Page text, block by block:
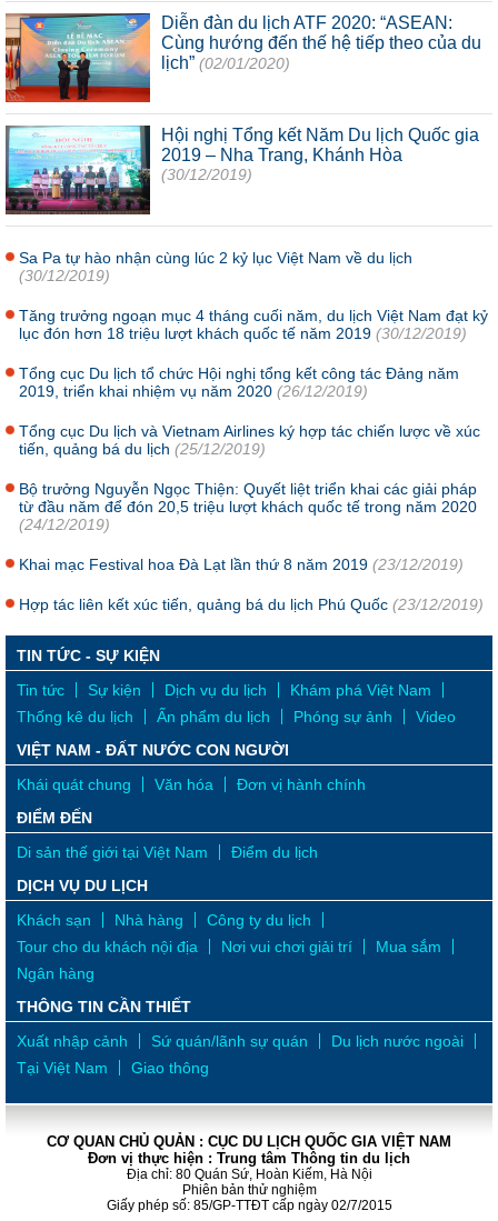
Diễn đàn du lịch ATF 2020: “ASEAN:
Cùng hướng đến thế hệ tiếp theo của du
lịch” (02/01/2020)
Hội nghị Tổng kết Năm Du lịch Quốc gia
2019 – Nha Trang, Khánh Hòa
(30/12/2019)
Sa Pa tự hào nhận cùng lúc 2 kỷ lục Việt Nam về du lịch
(30/12/2019)
Tăng trưởng ngoạn mục 4 tháng cuối năm, du lịch Việt Nam đạt kỷ
lục đón hơn 18 triệu lượt khách quốc tế năm 2019 (30/12/2019)
Tổng cục Du lịch tổ chức Hội nghị tổng kết công tác Đảng năm
2019, triển khai nhiệm vụ năm 2020 (26/12/2019)
Tổng cục Du lịch và Vietnam Airlines ký hợp tác chiến lược về xúc
tiến, quảng bá du lịch (25/12/2019)
Bộ trưởng Nguyễn Ngọc Thiện: Quyết liệt triển khai các giải pháp
từ đầu năm để đón 20,5 triệu lượt khách quốc tế trong năm 2020
(24/12/2019)
Khai mạc Festival hoa Đà Lạt lần thứ 8 năm 2019 (23/12/2019)
Hợp tác liên kết xúc tiến, quảng bá du lịch Phú Quốc (23/12/2019)
TIN TỨC - SỰ KIỆN
Tin tức
Sự kiện Dịch vụ du lịch
Khám phá Việt Nam
Thống kê du lịch
Ấn phẩm du lịch Phóng sự ảnh
Video
VIỆT NAM - ĐẤT NƯỚC CON NGƯỜI
Khái quát chung
Văn hóa
Đơn vị hành chính
ĐIỂM ĐẾN
Di sản thế giới tại Việt Nam
Điểm du lịch
DỊCH VỤ DU LỊCH
Khách sạn
Nhà hàng
Công ty du lịch
Tour cho du khách nội địa
Nơi vui chơi giải trí
Mua sắm
Ngân hàng
THÔNG TIN CẦN THIẾT
Xuất nhập cảnh
Sứ quán/lãnh sự quán
Du lịch nước ngoài
Tại Việt Nam
Giao thông
CƠ QUAN CHỦ QUẢN : CỤC DU LỊCH QUỐC GIA VIỆT NAM
Đơn vị thực hiện : Trung tâm Thông tin du lịch
Địa chỉ: 80 Quán Sứ, Hoàn Kiếm, Hà Nội
Phiên bản thử nghiệm
Giấy phép số: 85/GP-TTĐT cấp ngày 02/7/2015